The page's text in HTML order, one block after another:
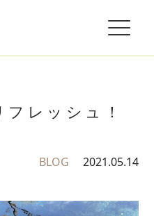
レッシュ！
BLOG 2021.05.14